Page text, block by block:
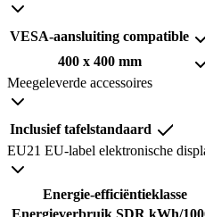
VESA-aansluiting compatible
400 x 400 mm
Meegeleverde accessoires
Inclusief tafelstandaard
EU21 EU-label elektronische
Energie-efficiëntieklasse
Energieverbruik SDR kWh/